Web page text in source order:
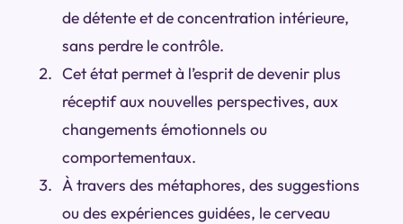
de détente et de concentration intérieure,
sans perdre le contrôle.
Cet état permet à l’esprit de devenir plus
réceptif aux nouvelles perspectives, aux
changements émotionnels ou
comportementaux.
À travers des métaphores, des suggestions
ou des expériences guidées, le cerveau